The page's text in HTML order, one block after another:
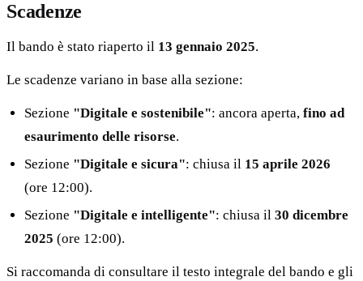
Scadenze
Il bando è stato riaperto il 13 gennaio 2025.
Le scadenze variano in base alla sezione:
Sezione "Digitale e sostenibile": ancora aperta,fino ad
esaurimento delle risorse.
Sezione "Digitale e sicura": chiusa il 15 aprile 2026
(ore 12:00).
Sezione "Digitale e intelligente": chiusa il30 dicembre
2025 (ore 12:00).
Si raccomanda di consultare il testo integrale del bando e gli